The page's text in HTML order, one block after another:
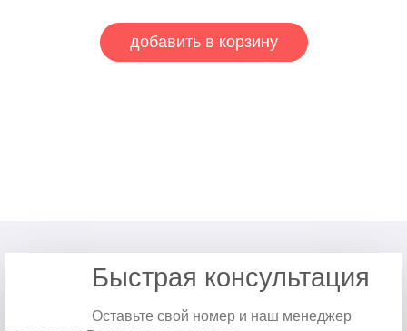
добавить в корзину
Быстрая консультация
Оставьте свой номер и наш менеджер